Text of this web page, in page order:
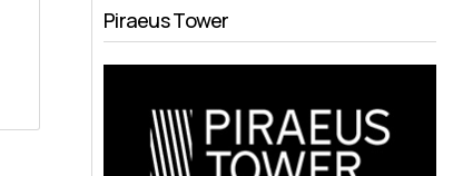
Piraeus Tower